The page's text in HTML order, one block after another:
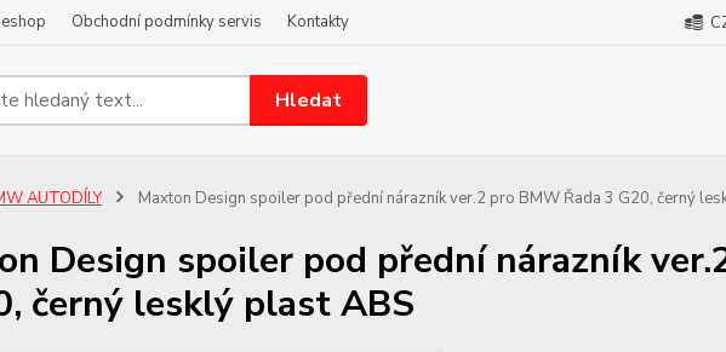
Obchodní podmínky servis Kontakty
Hledat
AUTODÍLY Maxton Design spoiler pod přední nárazník ver.2 pro BMW Řada 3 G20, černý
Design spoiler pod přední nárazník
černý lesklý plast ABS